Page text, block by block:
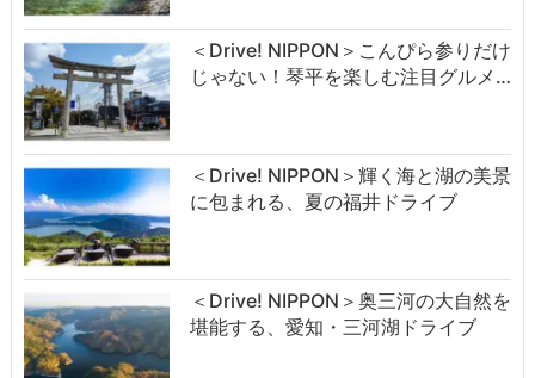
＜Drive! NIPPON＞こんぴら参りだけ
じゃない！琴平を楽しむ注目グルメ…
＜Drive! NIPPON＞輝く海と湖の美景
に包まれる、夏の福井ドライブ
＜Drive! NIPPON＞奥三河の大自然を
堪能する、愛知・三河湖ドライブ